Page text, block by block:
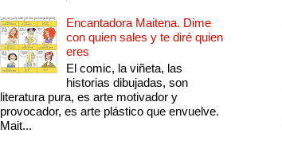
Encantadora Maitena. Dime
con quien sales y te diré quien
eres
El comic, la viñeta, las
historias dibujadas, son
literatura pura, es arte motivador y
provocador, es arte plástico que envuelve.
Mait...